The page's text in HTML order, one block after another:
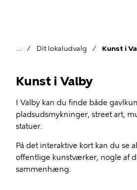
Dit lokaludvalg Kunst i
Kunst
i
Valby
Kunst i Valby
I Valby kan du finde både
pladsudsmykninger, street art,
statuer.
På det interaktive kort kan du se
offentlige kunstværker, nogle af
sammenhæng.